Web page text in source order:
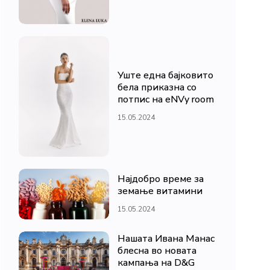
Уште една бајковито
бела приказна со
потпис на eNVy room
15.05.2024
Најдобро време за
земање витамини
15.05.2024
Нашата Ивана Манас
блесна во новата
кампања на D&G